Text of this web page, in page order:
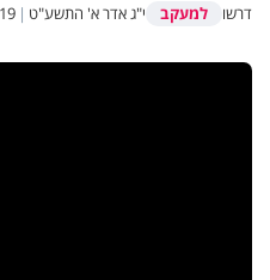
דרשו למעקב י"ג אדר א' התשע"ט |